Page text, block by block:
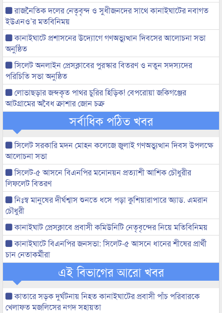
রাজনৈতিক দলের নেতৃবৃন্দ ও সুধীজনদের সাথে কানাইঘাটের নবাগত
ইউএনও’র মতবিনিময়
কানাইঘাটে প্রশাসনের উদ্যোগে গণঅভ্যুত্থান দিবসের আলোচনা সভা
অনুষ্ঠিত
সিলেট অনলাইন প্রেসক্লাবের পুরস্কার বিতরণ ও নতুন সদস্যদের
পরিচিতি সভা অনুষ্ঠিত
লোভাছড়ার জব্দকৃত পাথর চুরির হিড়িক! বেপরোয়া জকিগঞ্জের
আটগ্রামের অবৈধ ক্রাশার জোন চক্র
সর্বাধিক পঠিত খবর
সিলেট সরকারি মদন মোহন কলেজে জুলাই গণঅভ্যুত্থান দিবস উপলক্ষে
আলোচনা সভা
সিলেট-৫ আসনে বিএনপির মনোনয়ন প্রত্যাশী আশিক চৌধুরীর
লিফলেট বিতরণ
নিঃস্ব মানুষের দীর্ঘশ্বাস শুনতে ধসে পড়া কুশিয়ারাপারে অ্যাড. এমরান
চৌধুরী
কানাইঘাট প্রেসক্লাবে প্রবাসী কমিউনিটি নেতৃবৃন্দের নিয়ে মতিবিনিময়
কানাইঘাটে বিএনপির জনসভা: সিলেট-৫ আসনে ধানের শীষের প্রার্থী
চান নেতাকর্মীরা
এই বিভাগের আরো খবর
কাতারে সড়ক দুর্ঘটনায় নিহত কানাইঘাটের প্রবাসী পাঁচ পরিবারকে
খেলাফত মজলিসের নগদ সহায়তা